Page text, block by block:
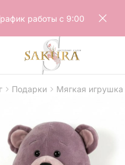
работы с 9:00
Подарки Мягкая